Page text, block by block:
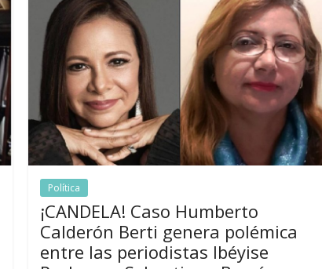
Política
¡CANDELA! Caso Humberto
Calderón Berti genera polémica
entre las periodistas Ibéyise